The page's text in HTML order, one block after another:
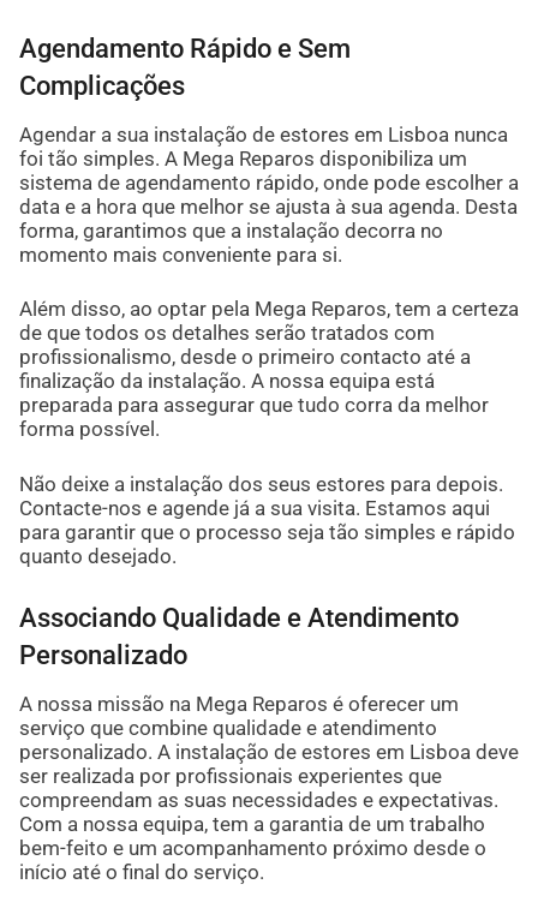
Agendamento Rápido e Sem
Complicações
Agendar a sua instalação de estores em Lisboa nunca
foi tão simples. A Mega Reparos disponibiliza um
sistema de agendamento rápido, onde pode escolher a
data e a hora que melhor se ajusta à sua agenda. Desta
forma, garantimos que a instalação decorra no
momento mais conveniente para si.
Além disso, ao optar pela Mega Reparos, tem a certeza
de que todos os detalhes serão tratados com
profissionalismo, desde o primeiro contacto até a
finalização da instalação. A nossa equipa está
preparada para assegurar que tudo corra da melhor
forma possível.
Não deixe a instalação dos seus estores para depois.
Contacte-nos e agende já a sua visita. Estamos aqui
para garantir que o processo seja tão simples e rápido
quanto desejado.
Associando Qualidade e Atendimento
Personalizado
A nossa missão na Mega Reparos é oferecer um
serviço que combine qualidade e atendimento
personalizado. A instalação de estores em Lisboa deve
ser realizada por profissionais experientes que
compreendam as suas necessidades e expectativas.
Com a nossa equipa, tem a garantia de um trabalho
bem-feito e um acompanhamento próximo desde o
início até o final do serviço.